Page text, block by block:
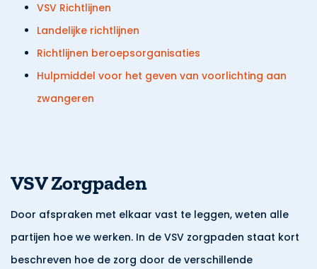
VSV Richtlijnen
Landelijke richtlijnen
Richtlijnen beroepsorganisaties
Hulpmiddel voor het geven van voorlichting aan
zwangeren
VSV Zorgpaden
Door afspraken met elkaar vast te leggen, weten alle
partijen hoe we werken. In de VSV zorgpaden staat kort
beschreven hoe de zorg door de verschillende